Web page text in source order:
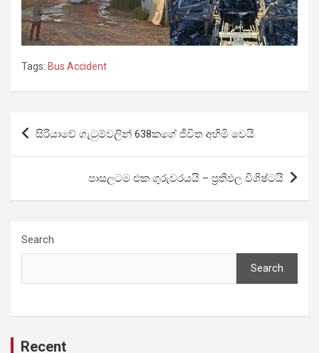
Tags: Bus Accident
Post
navigation
සිරියාවේ ගැටුම්වලින් 638කගේ ජීවිත අහිමි වෙයි
පාසලටම එක ගුරුවරයයි – ප්‍රතිඵල විශිෂ්ටයි
Search
Search
Recent